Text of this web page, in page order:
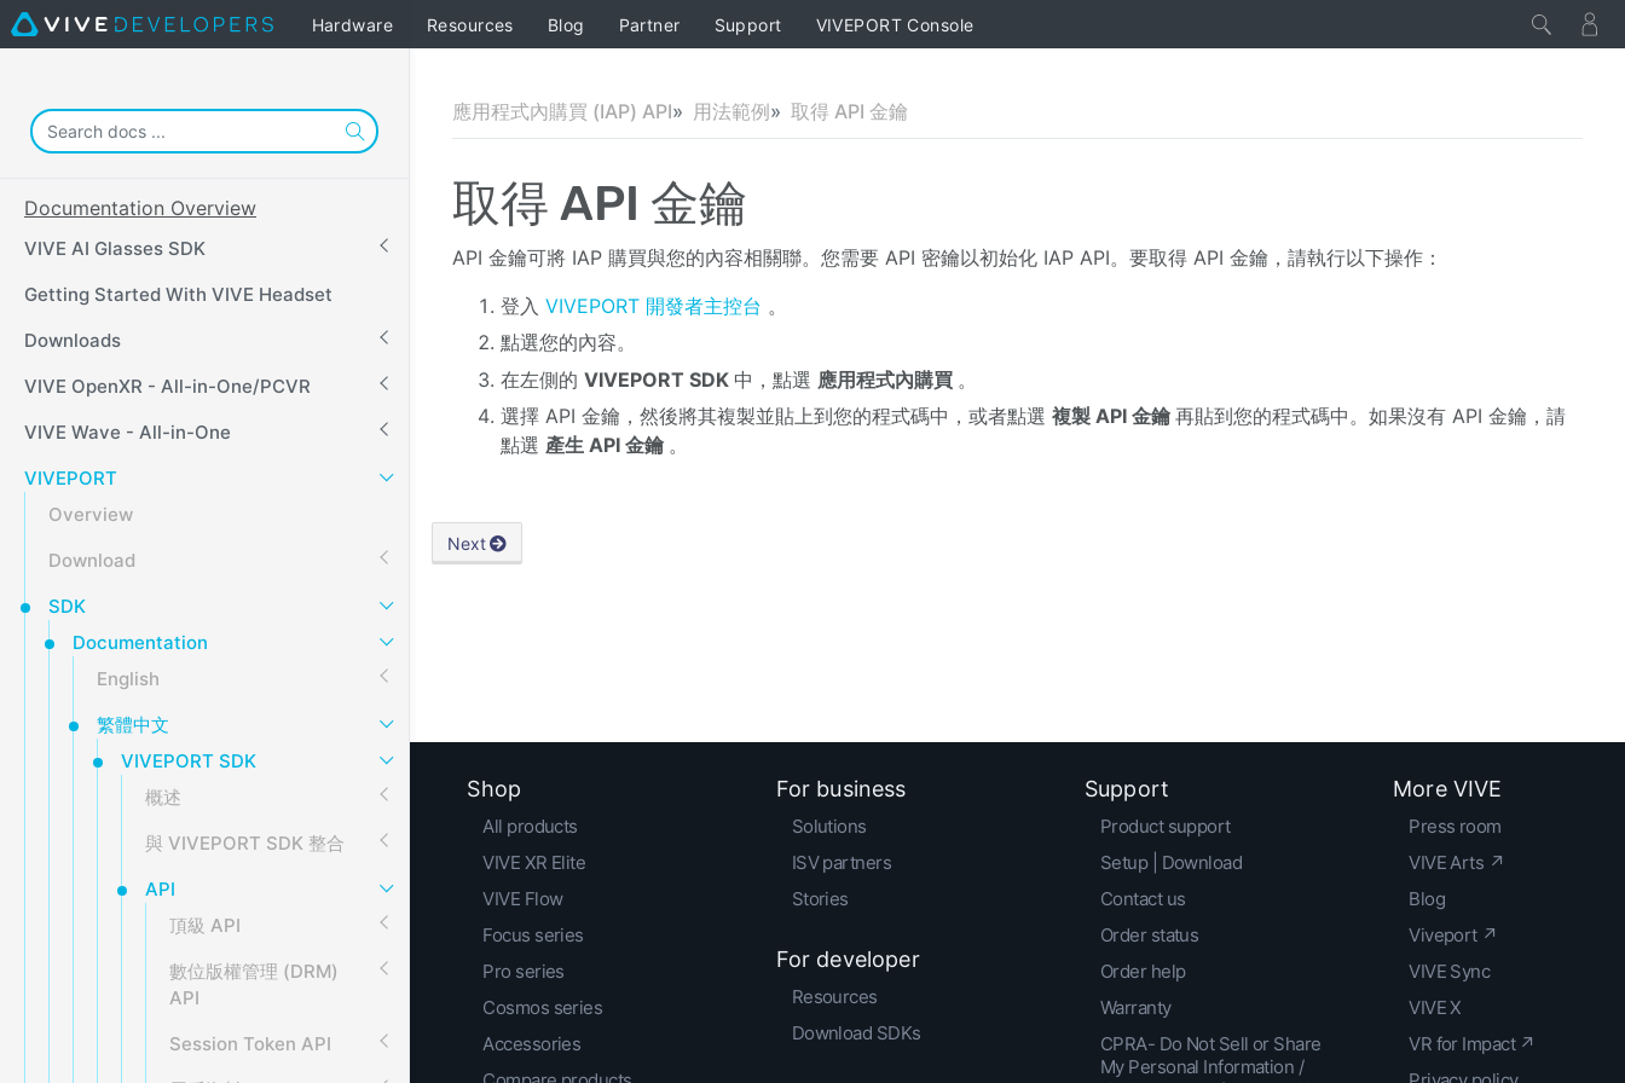
Hardware Resources Blog Partner Support VIVEPORT Console
Documentation Overview
VIVE AI Glasses SDK
Getting Started With VIVE Headset
Downloads
VIVE OpenXR - All-in-One/PCVR
VIVE Wave - All-in-One
VIVEPORT
Overview
Download
SDK
Documentation
English
繁體中文
VIVEPORT SDK
概述
與 VIVEPORT SDK 整合
API
頂級 API
數位版權管理 (DRM)
API
Session Token API
應用程式內購買 (IAP) API 用法範例 取得 API 金鑰
取得 API 金鑰
API 金鑰可將 IAP 購買與您的內容相關聯。您需要 API 密鑰以初始化 IAP API。要取得 API 金鑰，請執行以下操作：
登入 VIVEPORT 開發者主控台 。
點選您的內容。
在左側的 VIVEPORT SDK 中，點選 應用程式內購買 。
選擇 API 金鑰，然後將其複製並貼上到您的程式碼中，或者點選 複製 API 金鑰再貼到您的程式碼中。如果沒有 API 金鑰，請
點選 產生 API 金鑰 。
Next
Shop
All products
VIVE XR Elite
VIVE Flow
Focus series
Pro series
Cosmos series
Accessories
For business
Solutions
ISV partners
Stories
For developer
Resources
Download SDKs
Support
Product support
Setup | Download
Contact us
Order status
Order help
Warranty
CPRA- Do Not Sell or Share
My Personal Information /
More VIVE
Press room
VIVE Arts ↗
Blog
Viveport ↗
VIVE Sync
VIVE X
VR for Impact ↗